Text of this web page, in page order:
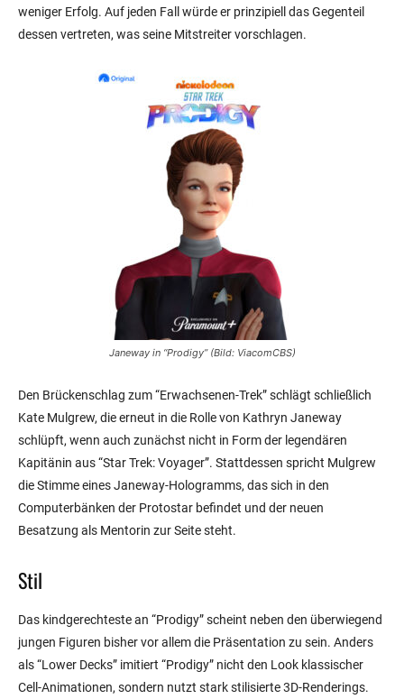
weniger Erfolg. Auf jeden Fall würde er prinzipiell das Gegenteil
dessen vertreten, was seine Mitstreiter vorschlagen.
Janeway in “Prodigy” (Bild: ViacomCBS)
Den Brückenschlag zum “Erwachsenen-Trek” schlägt schließlich
Kate Mulgrew, die erneut in die Rolle von Kathryn Janeway
schlüpft, wenn auch zunächst nicht in Form der legendären
Kapitänin aus “Star Trek: Voyager”. Stattdessen spricht Mulgrew
die Stimme eines Janeway-Hologramms, das sich in den
Computerbänken der Protostar befindet und der neuen
Besatzung als Mentorin zur Seite steht.
Stil
Das kindgerechteste an “Prodigy” scheint neben den überwiegend
jungen Figuren bisher vor allem die Präsentation zu sein. Anders
als “Lower Decks” imitiert “Prodigy” nicht den Look klassischer
Cell-Animationen, sondern nutzt stark stilisierte 3D-Renderings.